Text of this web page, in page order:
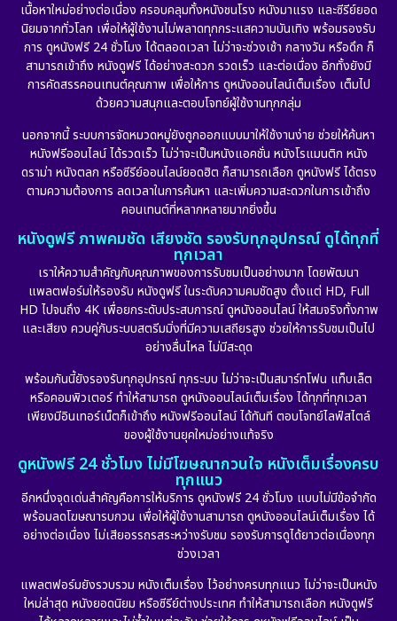
เนื้อหาใหม่อย่างต่อเนื่อง ครอบคลุมทั้งหนังชนโรง หนังมาแรง และซีรีย์ยอด
นิยมจากทั่วโลก เพื่อให้ผู้ใช้งานไม่พลาดทุกกระแสความบันเทิง พร้อมรองรับ
การ ดูหนังฟรี 24 ชั่วโมง ได้ตลอดเวลา ไม่ว่าจะช่วงเช้า กลางวัน หรือดึก ก็
สามารถเข้าถึง หนังดูฟรี ได้อย่างสะดวก รวดเร็ว และต่อเนื่อง อีกทั้งยังมี
การคัดสรรคอนเทนต์คุณภาพ เพื่อให้การ ดูหนังออนไลน์เต็มเรื่อง เต็มไป
ด้วยความสนุกและตอบโจทย์ผู้ใช้งานทุกกลุ่ม
นอกจากนี้ ระบบการจัดหมวดหมู่ยังถูกออกแบบมาให้ใช้งานง่าย ช่วยให้ค้นหา
หนังฟรีออนไลน์ ได้รวดเร็ว ไม่ว่าจะเป็นหนังแอคชั่น หนังโรแมนติก หนัง
ดราม่า หนังตลก หรือซีรีย์ออนไลน์ยอดฮิต ก็สามารถเลือก ดูหนังฟรี ได้ตรง
ตามความต้องการ ลดเวลาในการค้นหา และเพิ่มความสะดวกในการเข้าถึง
คอนเทนต์ที่หลากหลายมากยิ่งขึ้น
หนังดูฟรี ภาพคมชัด เสียงชัด รองรับทุกอุปกรณ์ ดูได้ทุกที่
ทุกเวลา
เราให้ความสำคัญกับคุณภาพของการรับชมเป็นอย่างมาก โดยพัฒนา
แพลตฟอร์มให้รองรับ หนังดูฟรี ในระดับความคมชัดสูง ตั้งแต่ HD, Full
HD ไปจนถึง 4K เพื่อยกระดับประสบการณ์ ดูหนังออนไลน์ ให้สมจริงทั้งภาพ
และเสียง ควบคู่กับระบบสตรีมมิ่งที่มีความเสถียรสูง ช่วยให้การรับชมเป็นไป
อย่างลื่นไหล ไม่มีสะดุด
พร้อมกันนี้ยังรองรับทุกอุปกรณ์ ทุกระบบ ไม่ว่าจะเป็นสมาร์ทโฟน แท็บเล็ต
หรือคอมพิวเตอร์ ทำให้สามารถ ดูหนังออนไลน์เต็มเรื่อง ได้ทุกที่ทุกเวลา
เพียงมีอินเทอร์เน็ตก็เข้าถึง หนังฟรีออนไลน์ ได้ทันที ตอบโจทย์ไลฟ์สไตล์
ของผู้ใช้งานยุคใหม่อย่างแท้จริง
ดูหนังฟรี 24 ชั่วโมง ไม่มีโฆษณากวนใจ หนังเต็มเรื่องครบ
ทุกแนว
อีกหนึ่งจุดเด่นสำคัญคือการให้บริการ ดูหนังฟรี 24 ชั่วโมง แบบไม่มีข้อจำกัด
พร้อมลดโฆษณารบกวน เพื่อให้ผู้ใช้งานสามารถ ดูหนังออนไลน์เต็มเรื่อง ได้
อย่างต่อเนื่อง ไม่เสียอรรถรสระหว่างรับชม รองรับการดูได้ยาวต่อเนื่องทุก
ช่วงเวลา
แพลตฟอร์มยังรวบรวม หนังเต็มเรื่อง ไว้อย่างครบทุกแนว ไม่ว่าจะเป็นหนัง
ใหม่ล่าสุด หนังยอดนิยม หรือซีรีย์ต่างประเทศ ทำให้สามารถเลือก หนังดูฟรี